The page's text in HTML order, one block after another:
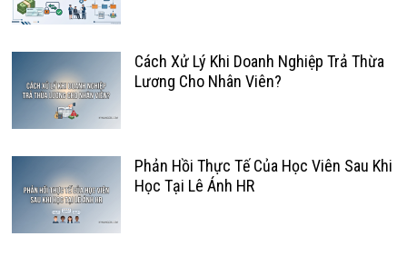
Cách Xử Lý Khi Doanh Nghiệp Trả Thừa
Lương Cho Nhân Viên?
Phản Hồi Thực Tế Của Học Viên Sau Khi
Học Tại Lê Ánh HR